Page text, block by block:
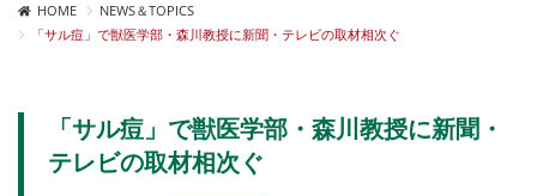
HOME
NEWS＆TOPICS
「サル痘」で獣医学部・森川教授に新聞・テレビの取材相次ぐ
「サル痘」で獣医学部・森川教授に新聞・
テレビの取材相次ぐ